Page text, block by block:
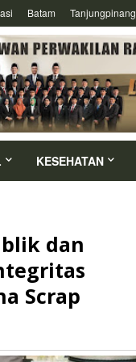
Batam Tanjungpinang
KESEHATAN
dan
Scrap